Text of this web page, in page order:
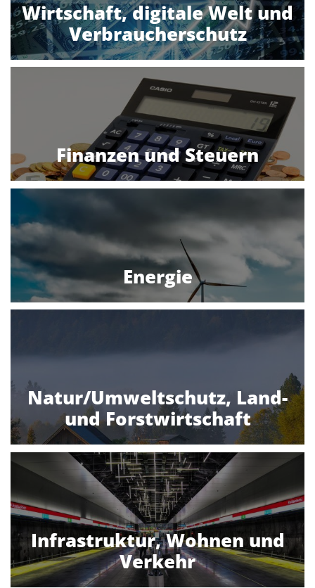
Wirtschaft, digitale Welt und
Verbraucherschutz
Finanzen und Steuern
Energie
Natur/Umweltschutz, Land-
und Forstwirtschaft
Infrastruktur, Wohnen und
Verkehr